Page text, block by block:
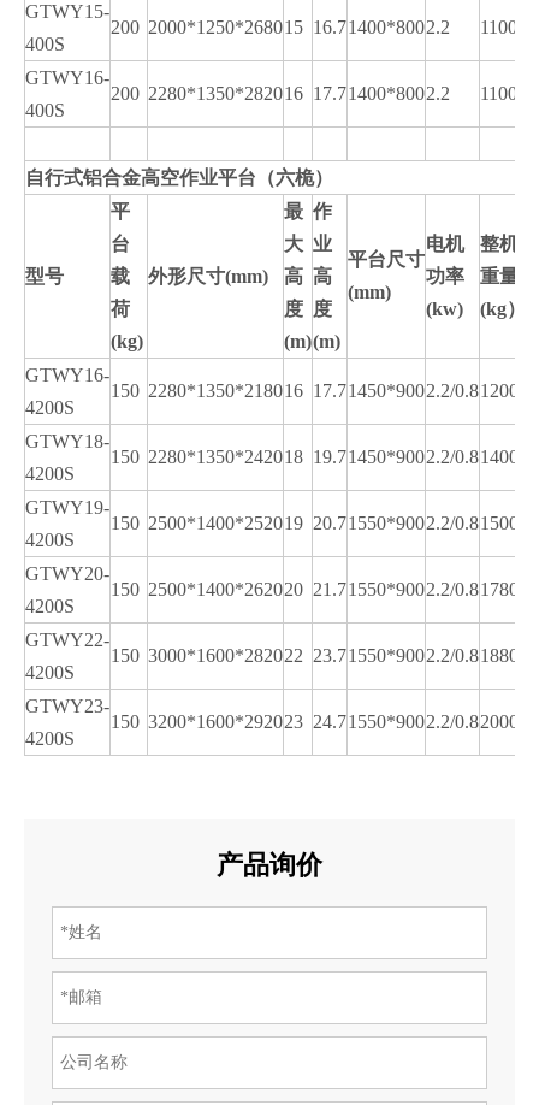
GTWY15-
400S
200 2000*1250*268015 16.71400*8002.2 1100
GTWY16-
400S
200 2280*1350*282016 17.71400*8002.2 1100
自行式铝合金高空作业平台（六桅）
型号
平
台
载
荷
(kg)
外形尺寸(mm)
最
大
高
度
(m)
作
业
高
度
(m)
平台尺寸
(mm)
电机
功率
(kw)
整机
重量
(kg）
GTWY16-
4200S
150 2280*1350*218016 17.71450*9002.2/0.81200
GTWY18-
4200S
150 2280*1350*242018 19.71450*9002.2/0.81400
GTWY19-
4200S
150 2500*1400*252019 20.71550*9002.2/0.81500
GTWY20-
4200S
150 2500*1400*262020 21.71550*9002.2/0.81780
GTWY22-
4200S
150 3000*1600*282022 23.71550*9002.2/0.81880
GTWY23-
4200S
150 3200*1600*292023 24.71550*9002.2/0.82000
产品询价